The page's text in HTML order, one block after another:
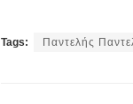
Tags: Παντελής